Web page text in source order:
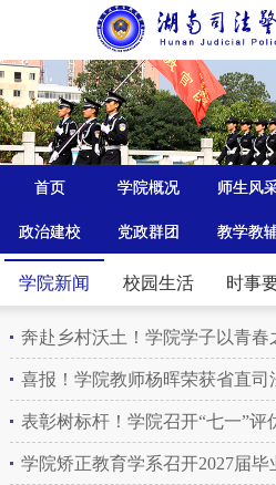
首页 学院概况 师生风
政治建校 党政群团 教学教
学院新闻 校园生活 时事
奔赴乡村沃土！学院学子以青春
表彰树标杆！学院召开“七一”评